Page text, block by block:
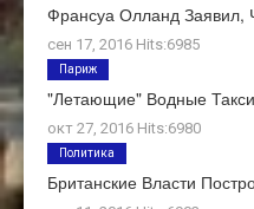
Франсуа Олланд
сен 17, 2016 Hits:6985
"Летающие" Водные
окт 27, 2016 Hits:6980
Париж
Британские Власти
Политика